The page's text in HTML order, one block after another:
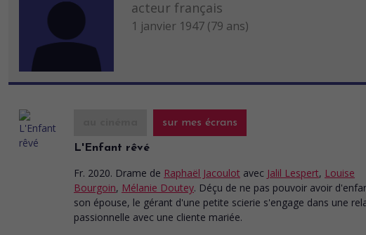
acteur français
1 janvier 1947 (79 ans)
sur mes écrans
L'Enfant rêvé
Fr. 2020. Drame de Raphaël Jacoulot avec Jalil Lespert, Louise
Bourgoin, Mélanie Doutey. Déçu de ne pas pouvoir avoir
son épouse, le gérant d'une petite scierie s'engage dans une
passionnelle avec une cliente mariée.